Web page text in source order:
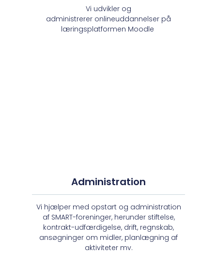
Vi udvikler og
administrerer onlineuddannelser på
læringsplatformen Moodle
Administration
Vi hjælper med opstart og administration
af SMART-foreninger, herunder stiftelse,
kontrakt-udfærdigelse, drift, regnskab,
ansøgninger om midler, planlægning af
aktiviteter mv.